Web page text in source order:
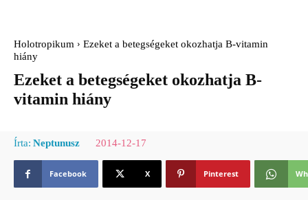
Holotropikum
Ezeket a betegségeket okozhatja B-vitamin
hiány
Ezeket a betegségeket okozhatja B-
vitamin hiány
Írta: Neptunusz 2014-12-17
Facebook X Pinterest